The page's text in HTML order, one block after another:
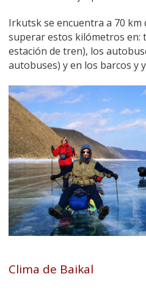
Irkutsk se encuentra a 70 km
superar estos kilómetros en:
estación de tren), los
autobuses) y en los barcos y
Clima de Baikal